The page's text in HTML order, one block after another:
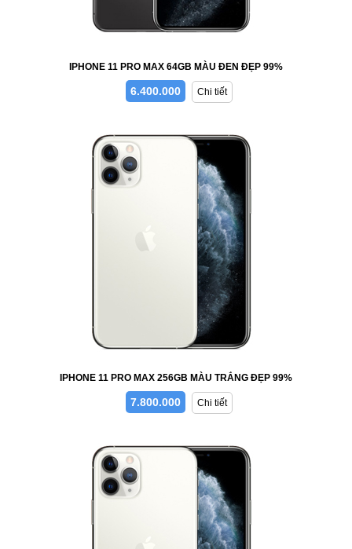
IPHONE 11 PRO MAX 64GB MÀU ĐEN ĐẸP 99%
6.400.000 Chi tiết
IPHONE 11 PRO MAX 256GB MÀU TRẮNG ĐẸP 99%
7.800.000 Chi tiết